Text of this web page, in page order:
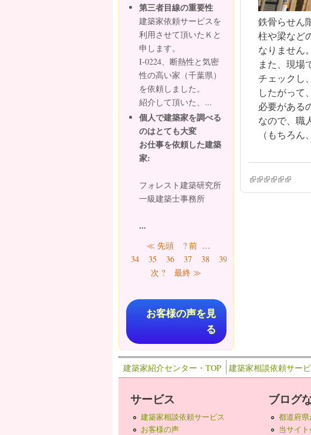
鉄骨らせん
柱や梁など
なりません。
また、現場
チェックし
したがって
必要がある
なので、職
（もちろ
(link is external)
(link is external)
(link is
(link is
(link is
(link is
第三者目線の重要性
建築家依頼サービスを
利用させて頂いたＫと
申します。
I-0224、断熱性と気密
性の高い家（千葉県）
を依頼しました。
紹介して頂いた、...
個人で建築家を調べる
のはとても大変
お仕事を依頼した建築
家:
フォレスト建築研究所
一級建築士事務所
...
ページ≪ 先頭 ? 前 …
34
35 36 37 38 39
次 ?
最終 ≫
お客様の声を見
る
建築家紹介センター・TOP 建築家相談依頼サー
サービス
建築家相談依頼サービス
お客様の声
ブログ
都道府
当サイ